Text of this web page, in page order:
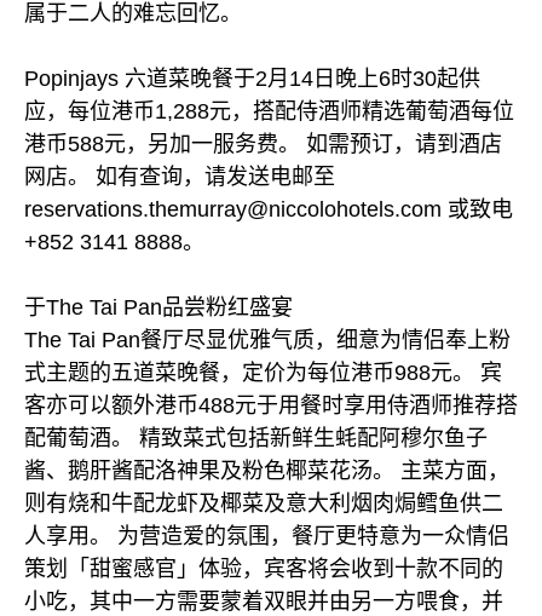
属于二人的难忘回忆。
Popinjays 六道菜晚餐于2月14日晚上6时30起供
应，每位港币1,288元，搭配侍酒师精选葡萄酒每位
港币588元，另加一服务费。 如需预订，请到酒店
网店。 如有查询，请发送电邮至
reservations.themurray@niccolohotels.com 或致电
+852 3141 8888。
于The Tai Pan品尝粉红盛宴
The Tai Pan餐厅尽显优雅气质，细意为情侣奉上粉
式主题的五道菜晚餐，定价为每位港币988元。 宾
客亦可以额外港币488元于用餐时享用侍酒师推荐搭
配葡萄酒。 精致菜式包括新鲜生蚝配阿穆尔鱼子
酱、鹅肝酱配洛神果及粉色椰菜花汤。 主菜方面，
则有烧和牛配龙虾及椰菜及意大利烟肉焗鳕鱼供二
人享用。 为营造爱的氛围，餐厅更特意为一众情侣
策划「甜蜜感官」体验，宾客将会收到十款不同的
小吃，其中一方需要蒙着双眼并由另一方喂食，并